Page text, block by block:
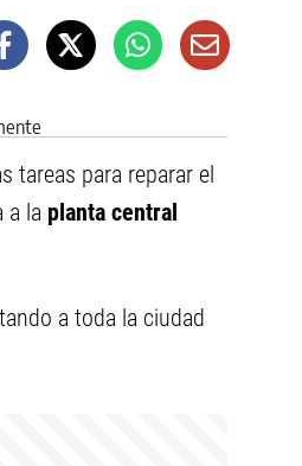
tareas para reparar el
a la planta central
a toda la ciudad